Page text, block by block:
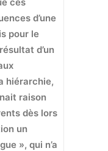
d’une
pour le
d’un
hiérarchie,
raison
dès lors
un
», qui n’a